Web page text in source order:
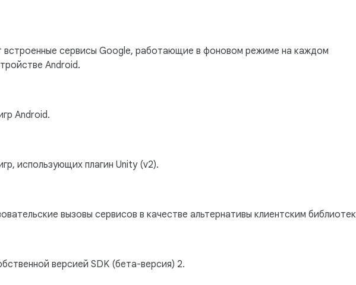
сервисы Google, работающие в фоновом режиме на каждом
Android.
Android.
использующих плагин Unity (v2).
вызовы сервисов в качестве альтернативы клиентским
версией SDK (бета-версия) 2.